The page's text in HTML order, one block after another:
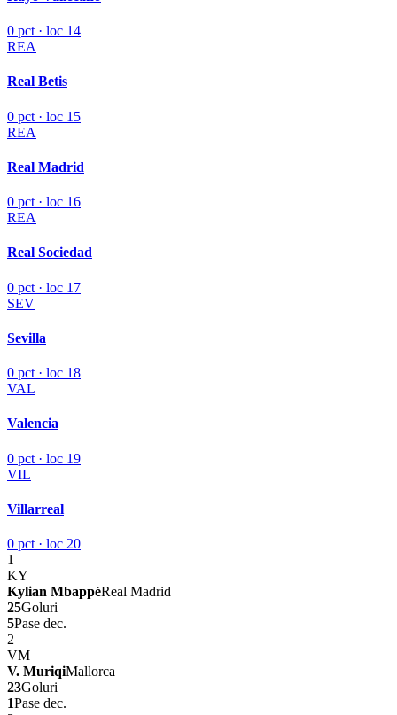
0 pct · loc 14
REA
Real Betis
0 pct · loc 15
REA
Real Madrid
0 pct · loc 16
REA
Real Sociedad
0 pct · loc 17
SEV
Sevilla
0 pct · loc 18
VAL
Valencia
0 pct · loc 19
VIL
Villarreal
0 pct · loc 20
1
KY
Kylian MbappéReal Madrid
25Goluri
5Pase dec.
2
VM
V. MuriqiMallorca
23Goluri
1Pase dec.